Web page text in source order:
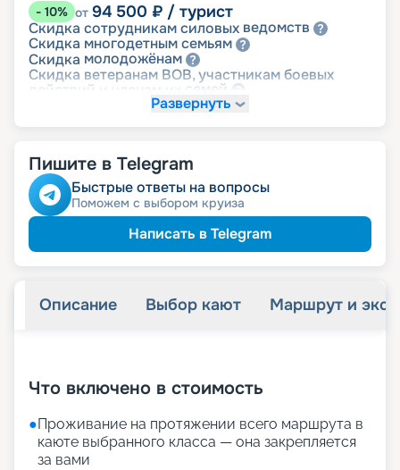
- 10% от 94 500 ₽ / турист
Скидка сотрудникам силовых ведомств
Скидка многодетнымсемьям
Скидка молодожёнам
Скидка ветеранам ВОВ, участникам боевых
действий и членам их семей
Развернуть
Пишите в Telegram
Быстрые ответы на вопросы
Поможем с выбором круиза
Написать в Telegram
Описание Выбор кают Маршрут и
Что включено в стоимость
●Проживание на протяжении всего маршрута в
каюте выбранного класса — она закрепляется
за вами